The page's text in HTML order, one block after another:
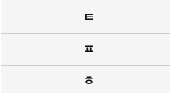
ㅌ
ㅍ
ㅎ